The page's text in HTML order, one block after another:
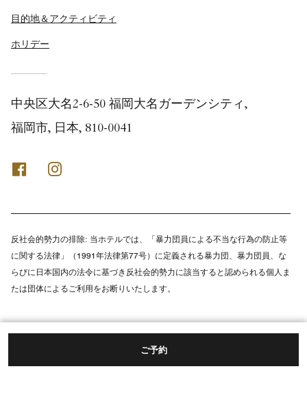
ご予約
目的地＆アクティビティ
ホリデー
中央区大名2-6-50 福岡大名ガーデンシティ,
福岡市, 日本, 810-0041
Facebook
反社会的勢力の排除: 当ホテルでは、「暴力団員による不当な行為の防止等
に関する法律」（1991年法律第77号）に定義される暴力団、暴力団員、な
らびに日本国内の法令に基づき反社会的勢力に該当すると認められる個人ま
たは団体によるご利用をお断りいたします。